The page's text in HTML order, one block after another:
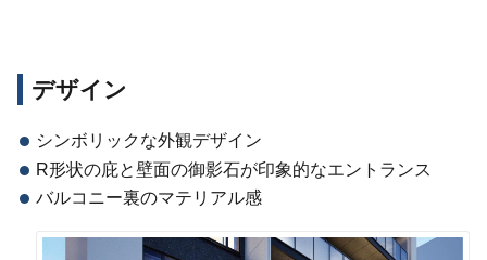
デザイン
シンボリックな外観デザイン
R形状の庇と壁面の御影石が印象的なエントランス
バルコニー裏のマテリアル感